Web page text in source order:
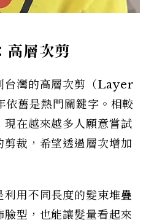
層次剪
台灣的高層次剪（Layer
舊是熱門關鍵字。相較
在越來越多人願意嘗試
裁，希望透過層次增加
用不同長度的髮束堆疊
型，也能讓髮量看起來